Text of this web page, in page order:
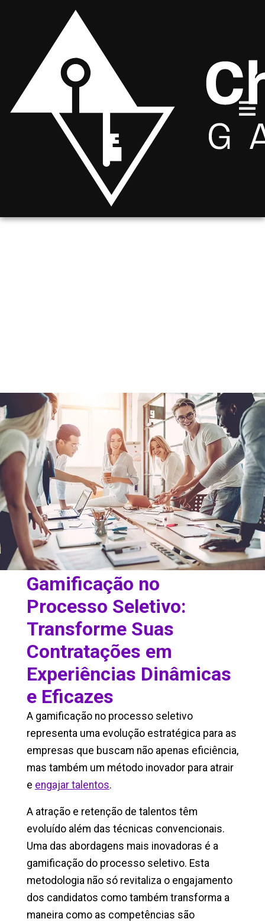
Gamificação no
Processo Seletivo:
Transforme Suas
Contratações em
Experiências Dinâmicas
e Eficazes
A gamificação no processo seletivo
representa uma evolução estratégica para as
empresas que buscam não apenas eficiência,
mas também um método inovador para atrair
e engajar talentos.
A atração e retenção de talentos têm
evoluído além das técnicas convencionais.
Uma das abordagens mais inovadoras é a
gamificação do processo seletivo. Esta
metodologia não só revitaliza o engajamento
dos candidatos como também transforma a
maneira como as competências são